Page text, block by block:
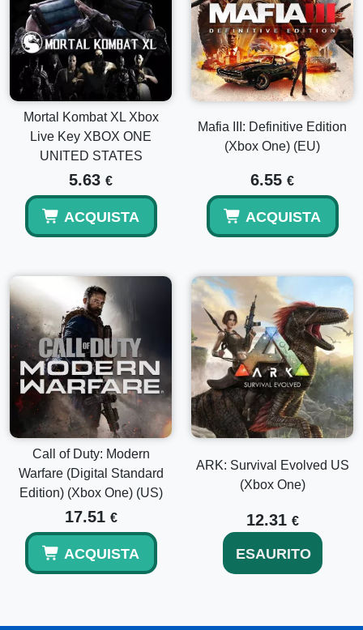
Mortal Kombat XL Xbox
Live Key XBOX ONE
UNITED STATES
5.63 €
ACQUISTA
Mafia III: Definitive Edition
(Xbox One) (EU)
6.55 €
ACQUISTA
Call of Duty: Modern
Warfare (Digital Standard
Edition) (Xbox One) (US)
17.51 €
ACQUISTA
ARK: Survival Evolved US
(Xbox One)
12.31 €
ESAURITO